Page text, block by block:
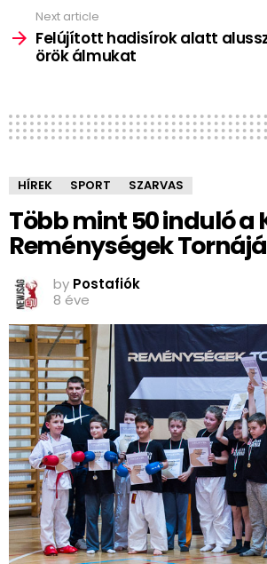
Next article
Felújított hadisírok alatt
örök álmukat
HÍREK SPORT SZARVAS
Több mint 50 induló a
Reménységek
by Postafiók
8 éve